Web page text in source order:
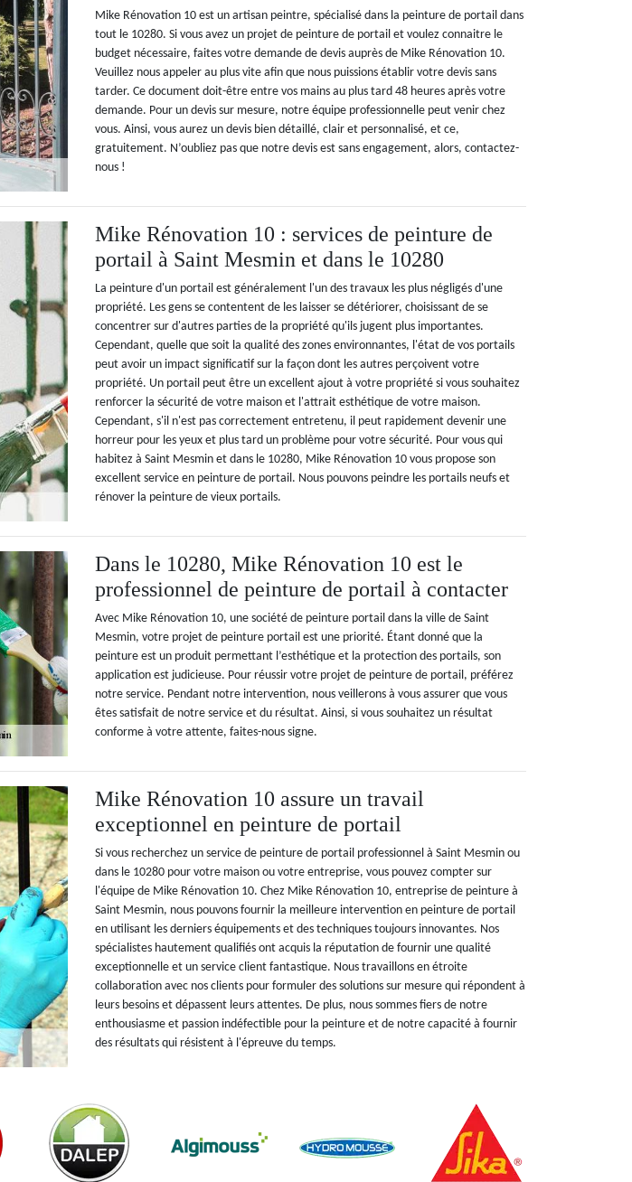
Mike Rénovation 10 est un artisan peintre, spécialisé dans la peinture de portail dans
tout le 10280. Si vous avez un projet de peinture de portail et voulez connaitre le
budget nécessaire, faites votre demande de devis auprès de Mike Rénovation 10.
Veuillez nous appeler au plus vite afin que nous puissions établir votre devis sans
tarder. Ce document doit-être entre vos mains au plus tard 48 heures après votre
demande. Pour un devis sur mesure, notre équipe professionnelle peut venir chez
vous. Ainsi, vous aurez un devis bien détaillé, clair et personnalisé, et ce,
gratuitement. N’oubliez pas que notre devis est sans engagement, alors, contactez-
nous !
Mike Rénovation 10 : services de peinture de
portail à Saint Mesmin et dans le 10280
La peinture d'un portail est généralement l'un des travaux les plus négligés d'une
propriété. Les gens se contentent de les laisser se détériorer, choisissant de se
concentrer sur d'autres parties de la propriété qu'ils jugent plus importantes.
Cependant, quelle que soit la qualité des zones environnantes, l'état de vos portails
peut avoir un impact significatif sur la façon dont les autres perçoivent votre
propriété. Un portail peut être un excellent ajout à votre propriété si vous souhaitez
renforcer la sécurité de votre maison et l'attrait esthétique de votre maison.
Cependant, s'il n'est pas correctement entretenu, il peut rapidement devenir une
horreur pour les yeux et plus tard un problème pour votre sécurité. Pour vous qui
habitez à Saint Mesmin et dans le 10280, Mike Rénovation 10 vous propose son
excellent service en peinture de portail. Nous pouvons peindre les portails neufs et
rénover la peinture de vieux portails.
Dans le 10280, Mike Rénovation 10 est le
professionnel de peinture de portail à contacter
Avec Mike Rénovation 10, une société de peinture portail dans la ville de Saint
Mesmin, votre projet de peinture portail est une priorité. Étant donné que la
peinture est un produit permettant l’esthétique et la protection des portails, son
application est judicieuse. Pour réussir votre projet de peinture de portail, préférez
notre service. Pendant notre intervention, nous veillerons à vous assurer que vous
êtes satisfait de notre service et du résultat. Ainsi, si vous souhaitez un résultat
conforme à votre attente, faites-nous signe.
Mike Rénovation 10 assure un travail
exceptionnel en peinture de portail
Si vous recherchez un service de peinture de portail professionnel à Saint Mesmin ou
dans le 10280 pour votre maison ou votre entreprise, vous pouvez compter sur
l'équipe de Mike Rénovation 10. Chez Mike Rénovation 10, entreprise de peinture à
Saint Mesmin, nous pouvons fournir la meilleure intervention en peinture de portail
en utilisant les derniers équipements et des techniques toujours innovantes. Nos
spécialistes hautement qualifiés ont acquis la réputation de fournir une qualité
exceptionnelle et un service client fantastique. Nous travaillons en étroite
collaboration avec nos clients pour formuler des solutions sur mesure qui répondent à
leurs besoins et dépassent leurs attentes. De plus, nous sommes fiers de notre
enthousiasme et passion indéfectible pour la peinture et de notre capacité à fournir
des résultats qui résistent à l'épreuve du temps.